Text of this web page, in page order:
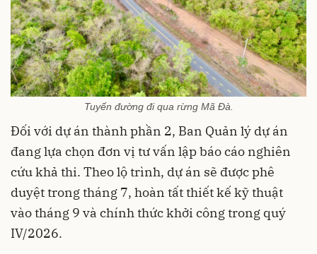
Tuyến đường đi qua rừng Mã Đà.
Đối với dự án thành phần 2, Ban Quản lý dự án
đang lựa chọn đơn vị tư vấn lập báo cáo nghiên
cứu khả thi. Theo lộ trình, dự án sẽ được phê
duyệt trong tháng 7, hoàn tất thiết kế kỹ thuật
vào tháng 9 và chính thức khởi công trong quý
IV/2026.